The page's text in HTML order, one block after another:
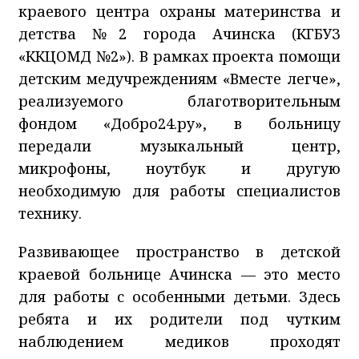
краевого центра охраны материнства и
детства №2 города Ачинска (КГБУЗ
«ККЦОМД №2»). В рамках проекта помощи
детским медучреждениям «Вместе легче»,
реализуемого благотворительным
фондом «Добро24.ру», в больницу
передали музыкальный центр,
микрофоны, ноутбук и другую
необходимую для работы специалистов
технику.
Развивающее пространство в детской
краевой больнице Ачинска — это место
для работы с особенными детьми. Здесь
ребята и их родители под чутким
наблюдением медиков проходят